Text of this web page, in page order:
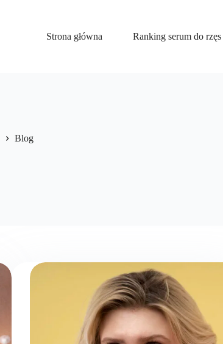
Strona główna
Ranking serum do rzęs
Blog